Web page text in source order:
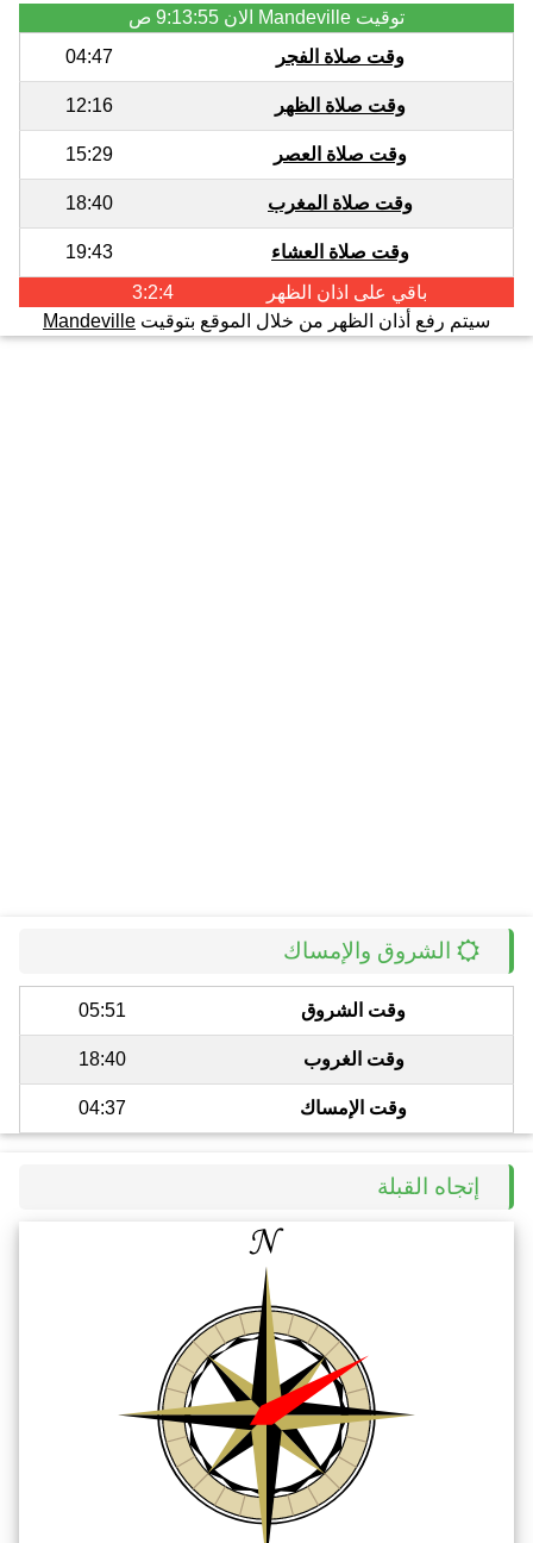
توقيت Mandeville الان
9:13:55 ص
وقت صلاة الفجر
04:47
وقت صلاة الظهر 12:16
وقت صلاة العصر 15:29
وقت صلاة المغرب 18:40
وقت صلاة العشاء
19:43
باقي على اذان الظهر
3:2:3
سيتم رفع أذان الظهر من خلال الموقع بتوقيت Mandeville
الشروق والإمساك
وقت الشروق 05:51
وقت الغروب 18:40
وقت الإمساك 04:37
إتجاه القبلة